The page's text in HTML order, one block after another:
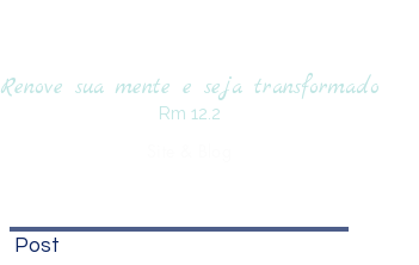
Renove sua mente e seja transformado
Rm 12.2
Post